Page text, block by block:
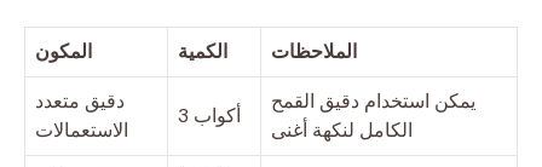
المكون الكمية
الملاحظات
دقيق متعدد
الاستعمالات
3 أكواب
يمكن استخدام دقيق القمح
الكامل لنكهة أغنى